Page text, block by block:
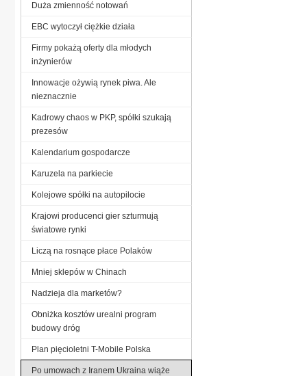
Duża zmienność notowań
EBC wytoczył ciężkie działa
Firmy pokażą oferty dla młodych
inżynierów
Innowacje ożywią rynek piwa. Ale
nieznacznie
Kadrowy chaos w PKP, spółki szukają
prezesów
Kalendarium gospodarcze
Karuzela na parkiecie
Kolejowe spółki na autopilocie
Krajowi producenci gier szturmują
światowe rynki
Liczą na rosnące płace Polaków
Mniej sklepów w Chinach
Nadzieja dla marketów?
Obniżka kosztów urealni program
budowy dróg
Plan pięcioletni T-Mobile Polska
Po umowach z Iranem Ukraina wiąże